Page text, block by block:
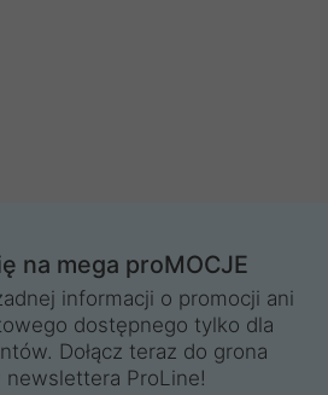
na mega proMOCJE
informacji o promocji ani
dostępnego tylko dla
Dołącz teraz do grona
newslettera ProLine!